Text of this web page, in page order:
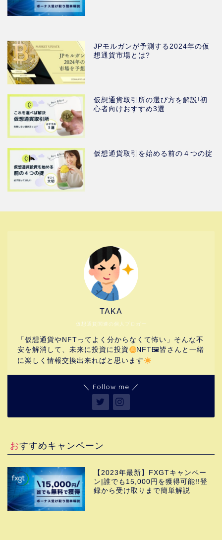
JPモルガンが予測する2024年の仮
想通貨市場とは?
仮想通貨取引所の選び方を解説!初
心者向けおすすめ3選
仮想通貨取引を始める前の４つの掟
仮想通貨関連の個人ブロガー
TAKA
「仮想通貨やNFTってよく分からなくて怖い」そんな不
安を解消して、未来に投資に投資
NFT🖼皆さんと一緒
に楽しく情報交換出来ればと思います
＼ Follow me ／
おすすめキャンペーン
【2023年最新】FXGTキャンペー
ン|誰でも15,000円を獲得可能!!登
録から受け取りまで簡単解説
コインチェック
マーケットアップデート